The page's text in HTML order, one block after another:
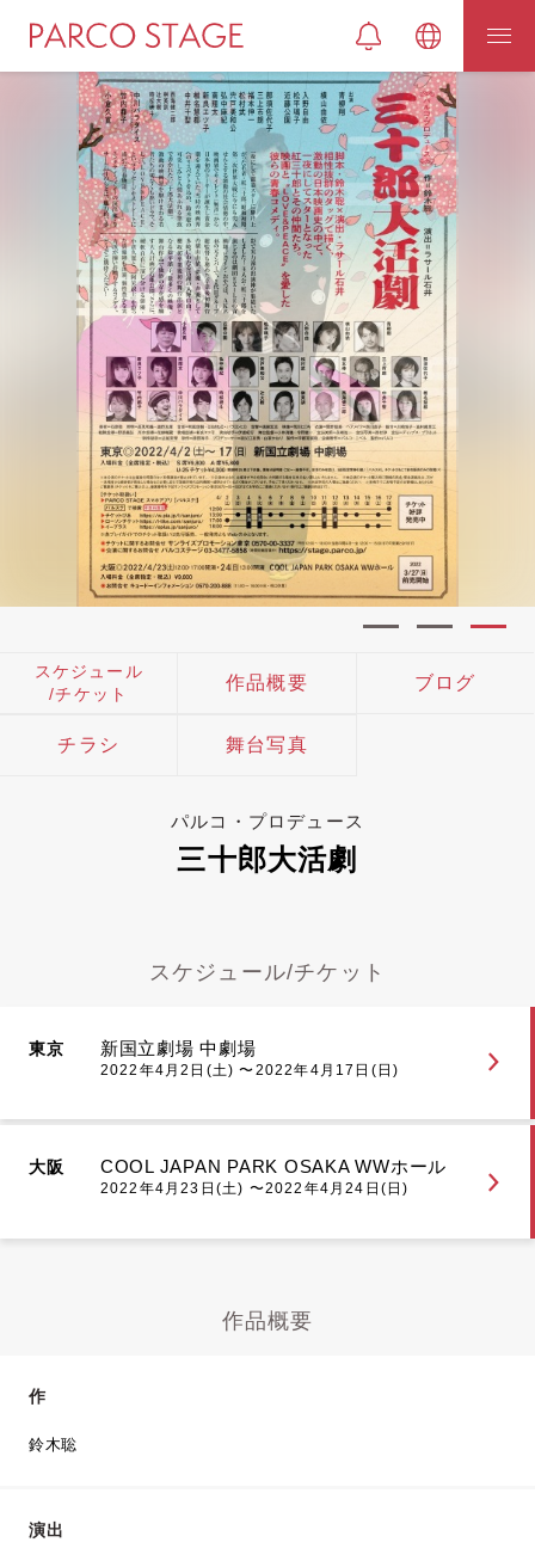
スケジュール
/チケット
作品概要 ブログ
チラシ 舞台写真
パルコ・プロデュース
三十郎大活劇
スケジュール/チケット
東京 新国立劇場 中劇場
2022年4月2日(土) 〜2022年4月17日(日)
大阪 COOL JAPAN PARK OSAKA WWホール
2022年4月23日(土) 〜2022年4月24日(日)
作品概要
作
鈴木聡
演出